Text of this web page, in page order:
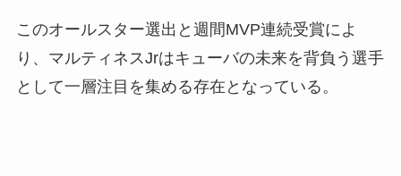
このオールスター選出と週間MVP連続受賞によ
り、マルティネスJrはキューバの未来を背負う選手
として一層注目を集める存在となっている。